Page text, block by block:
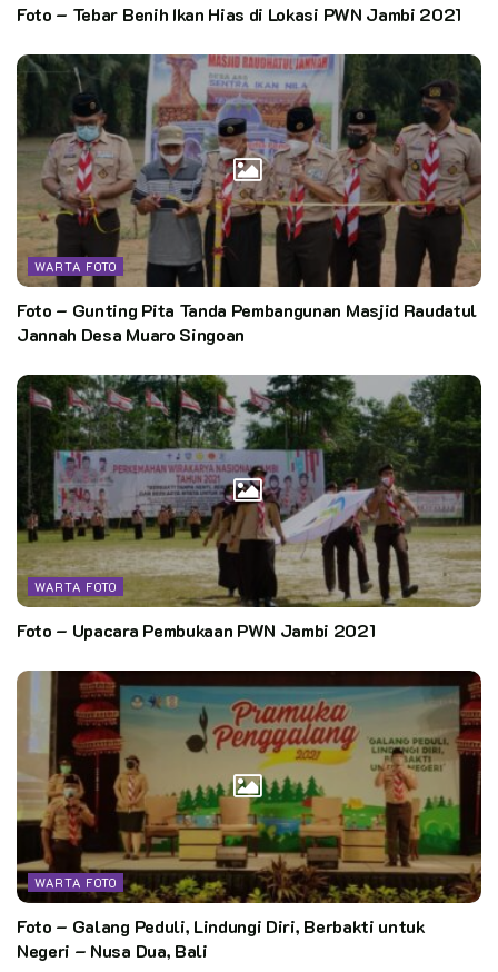
Foto – Tebar Benih Ikan Hias di Lokasi PWN Jambi 2021
WARTA FOTO
Foto – Gunting Pita Tanda Pembangunan Masjid Raudatul
Jannah Desa Muaro Singoan
WARTA FOTO
Foto – Upacara Pembukaan PWN Jambi 2021
WARTA FOTO
Foto – Galang Peduli, Lindungi Diri, Berbakti untuk
Negeri – Nusa Dua, Bali